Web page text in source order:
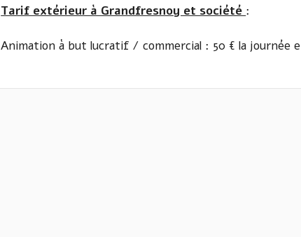
Tarif extérieur à Grandfresnoy et société :
Animation à but lucratif / commercial : 50 € la journée